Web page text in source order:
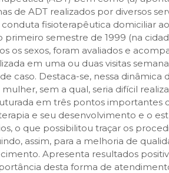
de ADT realizados por diversos
fisioterapêutica domiciliar
semestre de 1999 (na
os sexos, foram avaliados e
em uma ou duas visitas
caso. Destaca-se, nessa dinâmica
sem a qual, seria difícil
em três pontos importantes
e seu desenvolvimento e o
o que possibilitou traçar os
assim, para a melhoria de
Apresenta resultados
desta forma de